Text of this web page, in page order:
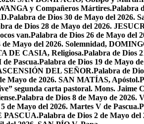
y Compañeros Mártires.Palabra
Palabra de Dios 30 de Mayo del 2026.
de Dios 28 de Mayo del 2026.
van.Palabra de Dios 26 de Mayo
de Mayo del 2026. Solemnidad,
DE CASIA, Religiosa.Palabra de Dios
Pascua.Palabra de Dios 19 de Mayo
DEL SEÑOR.Palabra de
Mayo de 2026. SAN MATÍAS, Apóstol.
segunda carta pastoral. Mons. Jaime
Palabra de Dios 8 de Mayo de 2026.
de Mayo del 2026. Martes V de Pascua.
PASCUA.Palabra de Dios 2 de Mayo